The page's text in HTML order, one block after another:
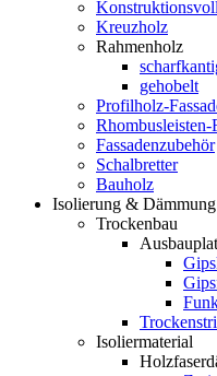
Kreuzholz
Rahmenholz
gehobelt
Profilholz-
Rhombusleisten-
Fassadenzubehör
Schalbretter
Bauholz
Isolierung & Dämmung
Trockenbau
Isoliermaterial